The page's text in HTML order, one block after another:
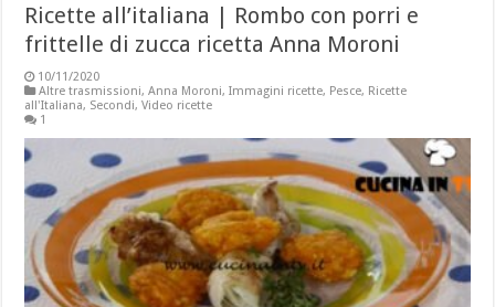
Ricette all’italiana | Rombo con porri e
frittelle di zucca ricetta Anna Moroni
10/11/2020
Altre trasmissioni,Anna Moroni,Immagini ricette, Pesce, Ricette
all'Italiana, Secondi,Video ricette
1